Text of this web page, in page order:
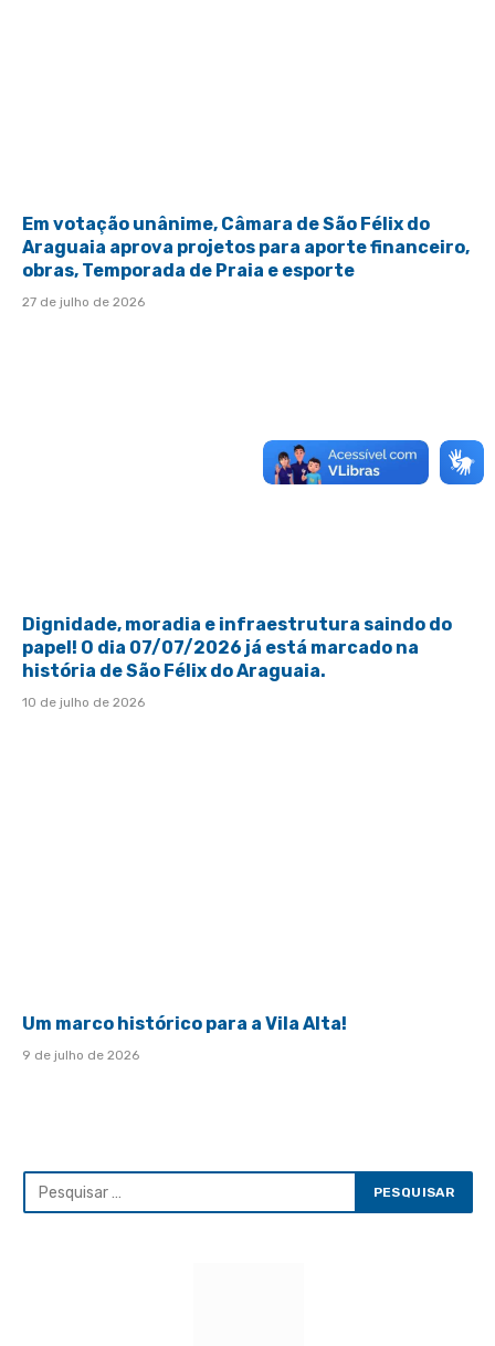
Em votação unânime, Câmara de São Félix do
Araguaia aprova projetos para aporte financeiro,
obras, Temporada de Praia e esporte
27 de julho de 2026
Dignidade, moradia e infraestrutura saindo do
papel! O dia 07/07/2026 já está marcado na
história de São Félix do Araguaia.
10 de julho de 2026
Um marco histórico para a Vila Alta!
9 de julho de 2026